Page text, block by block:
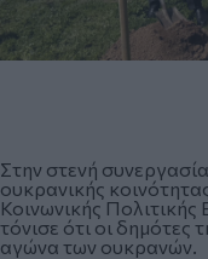
Στην στενή
ουκρανικής
Κοινωνικής
τόνισε ότι οι δημότες
αγώνα των ουκρανών.